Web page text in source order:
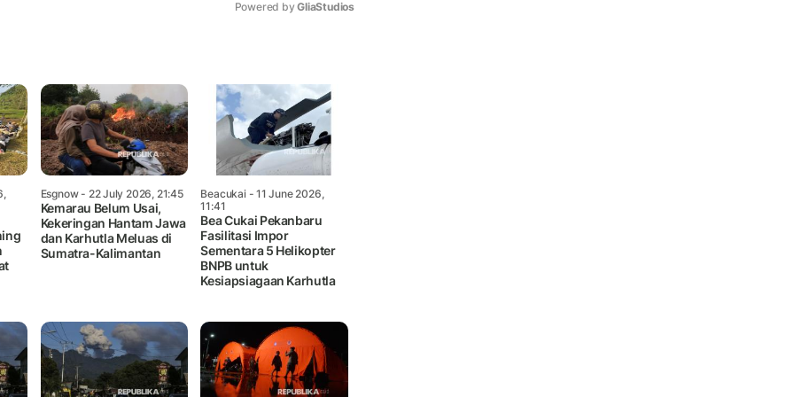
Powered by GliaStudios
Esgnow- 22 July 2026, 21:45
Kemarau Belum Usai,
Kekeringan Hantam Jawa
dan Karhutla Meluas di
Sumatra-Kalimantan
Beacukai- 11 June 2026,
11:41
Bea Cukai Pekanbaru
Fasilitasi Impor
Sementara 5 Helikopter
BNPB untuk
Kesiapsiagaan Karhutla